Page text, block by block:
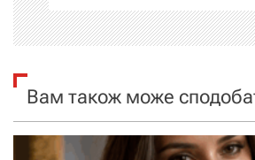
і
а
Вам також може